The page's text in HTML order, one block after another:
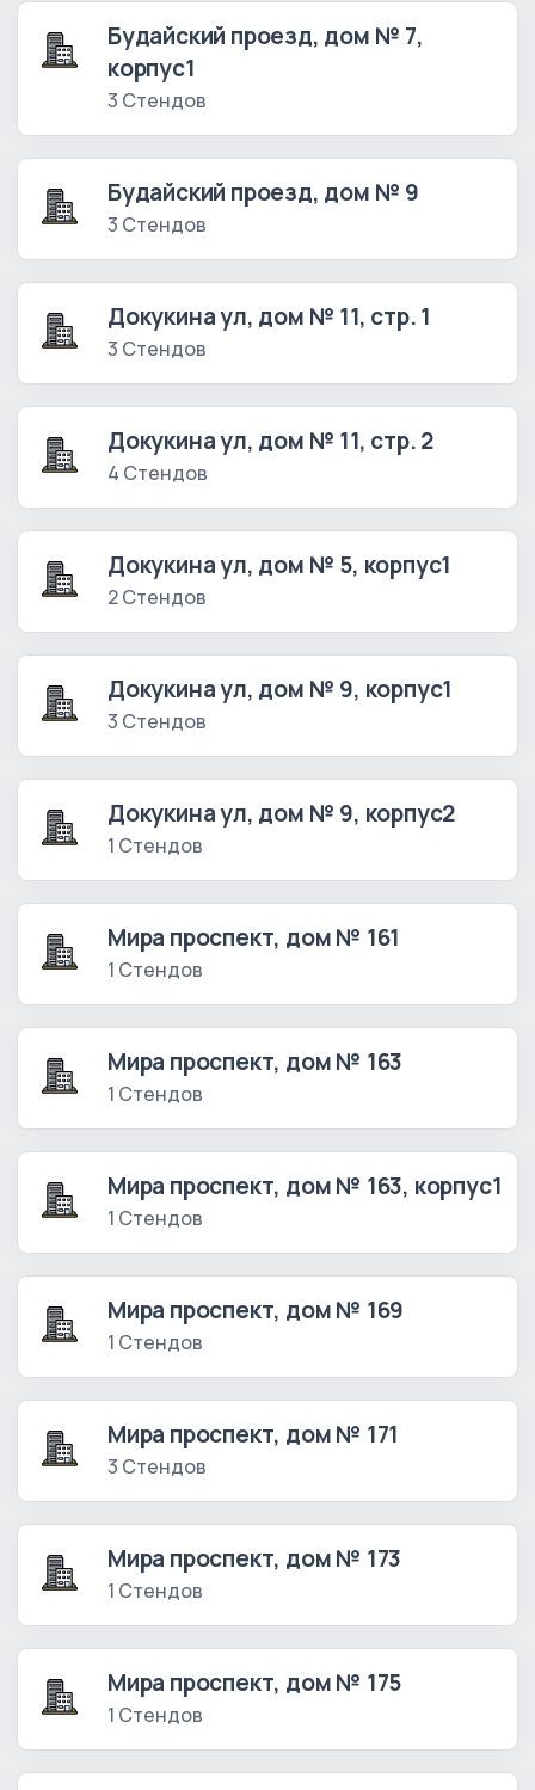
Будайский проезд, дом № 7,
корпус1
3 Стендов
Будайский проезд, дом № 9
3 Стендов
Докукина ул, дом № 11, стр. 1
3 Стендов
Докукина ул, дом № 11, стр. 2
4 Стендов
Докукина ул, дом № 5, корпус1
2 Стендов
Докукина ул, дом № 9, корпус1
3 Стендов
Докукина ул, дом № 9, корпус2
1 Стендов
Мира проспект, дом № 161
1 Стендов
Мира проспект, дом № 163
1 Стендов
Мира проспект, дом № 163, корпус1
1 Стендов
Мира проспект, дом № 169
1 Стендов
Мира проспект, дом № 171
3 Стендов
Мира проспект, дом № 173
1 Стендов
Мира проспект, дом № 175
1 Стендов